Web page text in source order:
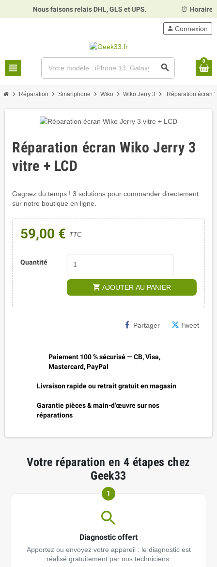
Nous faisons relais DHL, GLS et UPS. Horaires :Mardi,
view_headline search
person Connexion
0
chevron_right Réparation chevron_right Smartphone chevron_right Wiko chevron_right Wiko Jerry 3 chevron_right Réparation écran
Réparation écran Wiko Jerry 3
vitre + LCD
Gagnez du temps ! 3 solutions pour commander directement
sur notre boutique en ligne.
59,00 € TTC
Quantité
shopping_cart AJOUTER AU PANIER
Partager Tweet
Paiement 100 % sécurisé — CB, Visa,
Mastercard, PayPal
Livraison rapide ou retrait gratuit en magasin
Garantie pièces & main-d'œuvre sur nos
réparations
Votre réparation en 4 étapes chez
Geek33
1
Diagnostic offert
Apportez ou envoyez votre appareil : le diagnostic est
réalisé gratuitement par nos techniciens.